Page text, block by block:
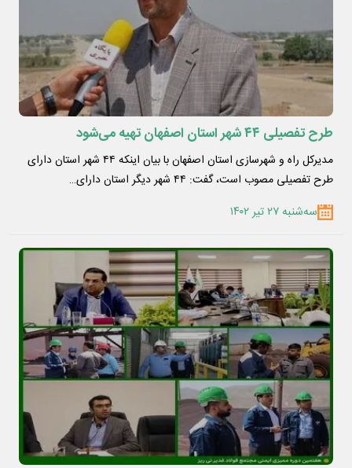
طرح تفصیلی ۴۴ شهر استان اصفهان تهیه می‌شود
مدیرکل راه و شهرسازی استان اصفهان با بیان اینکه ۴۴ شهر استان دارای
طرح تفصیلی مصوب است، گفت: ۴۴ شهر دیگر استان دارای…
سه‌شنبه ۲۷ تیر ۱۴۰۲